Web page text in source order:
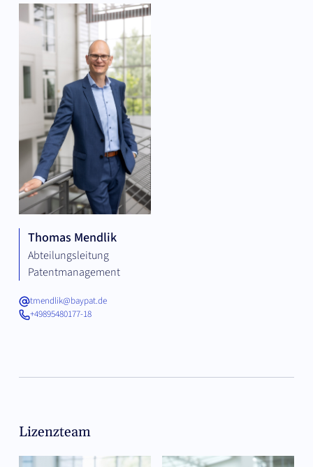
Thomas Mendlik
Abteilungsleitung
Patentmanagement
tmendlik@baypat.de
+49895480177-18
Lizenzteam